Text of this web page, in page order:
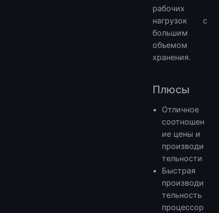
рабочих
нагрузок с
большим
объемом
хранения.
Плюсы
Отличное
соотношен
ие цены и
производи
тельности
Быстрая
производи
тельность
процессор